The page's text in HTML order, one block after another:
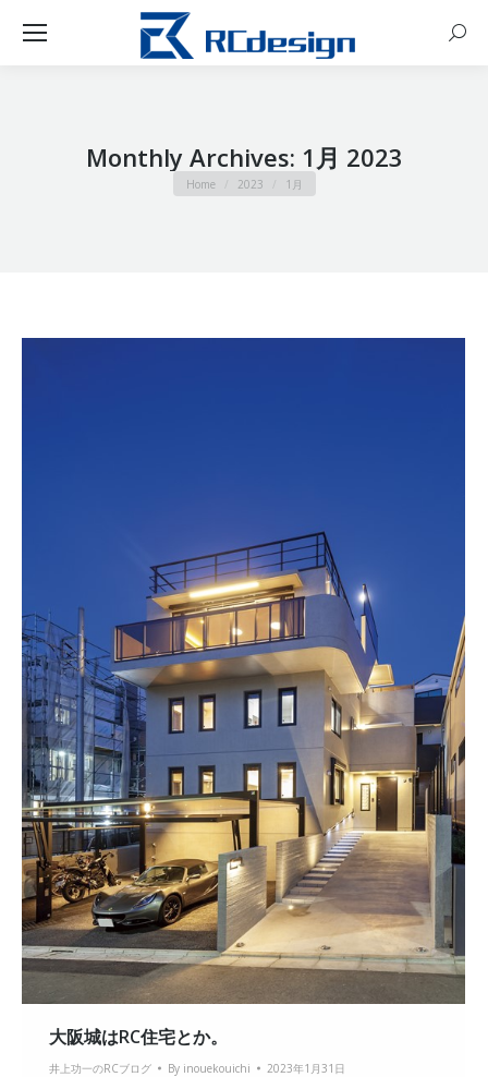
Monthly Archives: 1月 2023
You are here:
Home 2023 1月
大阪城はRC住宅とか。
井上功一のRCブログ By inouekouichi 2023年1月31日